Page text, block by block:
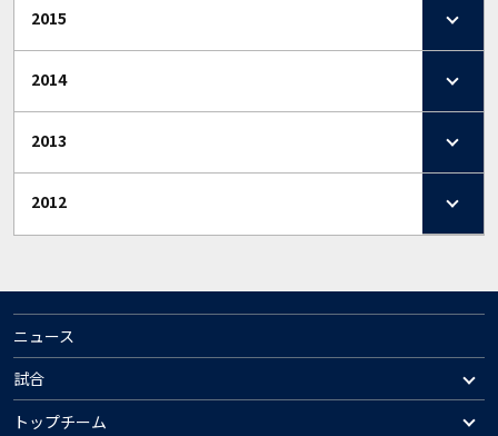
2015
2014
2013
2012
ニュース
試合
トップチーム